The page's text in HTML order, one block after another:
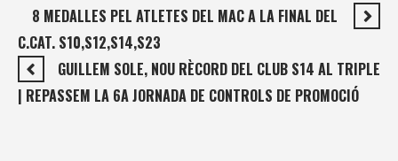
8 MEDALLES PEL ATLETES DEL MAC A LA FINAL DEL
C.CAT. S10,S12,S14,S23
GUILLEM SOLE, NOU RÈCORD DEL CLUB S14 AL TRIPLE
| REPASSEM LA 6A JORNADA DE CONTROLS DE PROMOCIÓ